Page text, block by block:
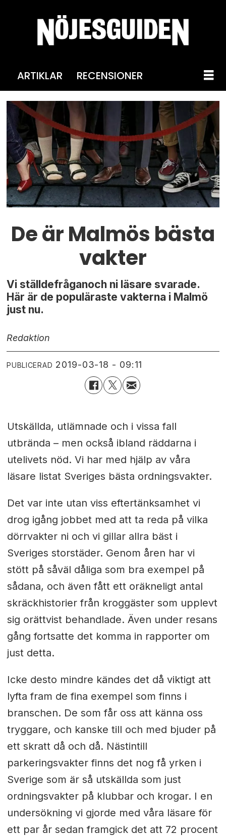
ARTIKLAR RECENSIONER
De är Malmös bästa
vakter
Vi ställdefråganoch ni läsare svarade.
Här är de populäraste vakterna i Malmö
just nu.
Redaktion
PUBLICERAD 2019-03-18 - 09:11
Utskällda, utlämnade och i vissa fall
utbrända – men också ibland räddarna i
utelivets nöd. Vi har med hjälp av våra
läsare listat Sveriges bästa ordningsvakter.
Det var inte utan viss eftertänksamhet vi
drog igång jobbet med att ta reda på vilka
dörrvakter ni och vi gillar allra bäst i
Sveriges storstäder. Genom åren har vi
stött på såväl dåliga som bra exempel på
sådana, och även fått ett oräkneligt antal
skräckhistorier från kroggäster som upplevt
sig orättvist behandlade. Även under resans
gång fortsatte det komma in rapporter om
just detta.
Icke desto mindre kändes det då viktigt att
lyfta fram de fina exempel som finns i
branschen. De som får oss att känna oss
tryggare, och kanske till och med bjuder på
ett skratt då och då. Nästintill
parkeringsvakter finns det nog få yrken i
Sverige som är så utskällda som just
ordningsvakter på klubbar och krogar. I en
undersökning vi gjorde med våra läsare för
ett par år sedan framgick det att 72 procent